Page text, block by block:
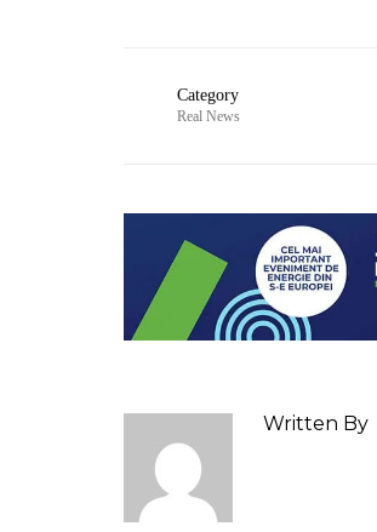
Category
Real News
Written By